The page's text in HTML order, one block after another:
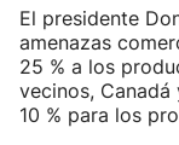
El presidente
amenazas
25 % a los
vecinos,
10 % para los